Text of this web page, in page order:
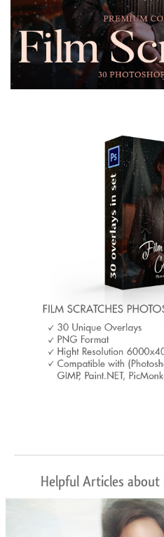
Helpful Articles about